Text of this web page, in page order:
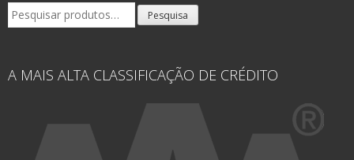
Pesquisar
por:
Pesquisa
A MAIS ALTA CLASSIFICAÇÃO DE CRÉDITO